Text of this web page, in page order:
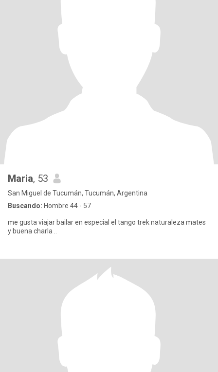
Maria, 53
San Miguel de Tucumán, Tucumán, Argentina
Buscando: Hombre 44 - 57
me gusta viajar bailar en especial el tango trek naturaleza mates
y buena charla ..